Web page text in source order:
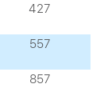
427
557
857